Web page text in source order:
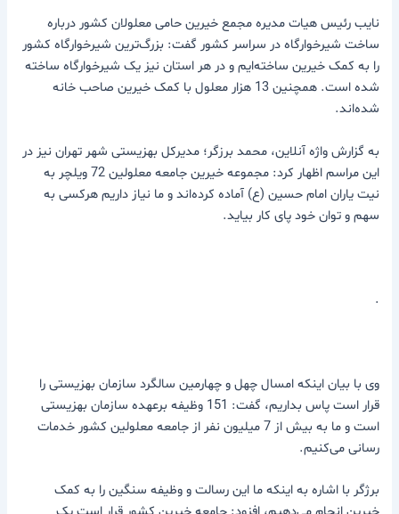
نایب رئیس هیات مدیره مجمع خیرین حامی معلولان کشور درباره
ساخت شیرخوارگاه در سراسر کشور گفت: بزرگ‌ترین شیرخوارگاه کشور
را به کمک خیرین ساخته‌ایم و در هر استان نیز یک شیرخوارگاه ساخته
شده است. همچنین 13 هزار معلول با کمک خیرین صاحب خانه
شده‌اند.
به گزارش واژه آنلاین، محمد برزگر؛ مدیرکل بهزیستی شهر تهران نیز در
این مراسم اظهار کرد: مجموعه خیرین جامعه معلولین 72 ویلچر به
نیت یاران امام حسین (ع) آماده کرده‌اند و ما نیاز داریم هرکسی به
سهم و‌ توان خود پای کار بیاید.
.
وی با بیان اینکه امسال چهل و چهارمین سالگرد سازمان بهزیستی را
قرار است پاس بداریم، گفت: 151 وظیفه برعهده سازمان بهزیستی
است و ما به بیش از 7 میلیون نفر از جامعه معلولین کشور خدمات
رسانی می‌کنیم.
برژگر با اشاره به اینکه ما این رسالت و وظیفه سنگین را به کمک